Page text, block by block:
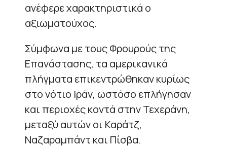
ανέφερε χαρακτηριστικά ο
αξιωματούχος.
Σύμφωνα με τους Φρουρούς της
Επανάστασης, τα αμερικανικά
πλήγματα επικεντρώθηκαν κυρίως
στο νότιο Ιράν, ωστόσο επλήγησαν
και περιοχές κοντά στην Τεχεράνη,
μεταξύ αυτών οι Καράτζ,
Ναζαραμπάντ και Πίσβα.